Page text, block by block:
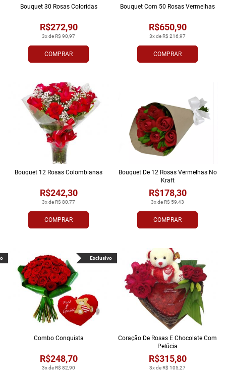
COMPRAR
3x de R$ 90,97
R$272,90
Bouquet 30 Rosas Coloridas
COMPRAR
3x de R$ 216,97
R$650,90
Bouquet Com 50 Rosas Vermelhas
COMPRAR
3x de R$ 80,77
R$242,30
Bouquet 12 Rosas Colombianas
COMPRAR
3x de R$ 59,43
R$178,30
Bouquet De 12 Rosas Vermelhas No
Kraft
3x de R$ 82,90
R$248,70
Combo Conquista
Exclusivo
3x de R$ 105,27
R$315,80
Coração De Rosas E Chocolate Com
Pelúcia